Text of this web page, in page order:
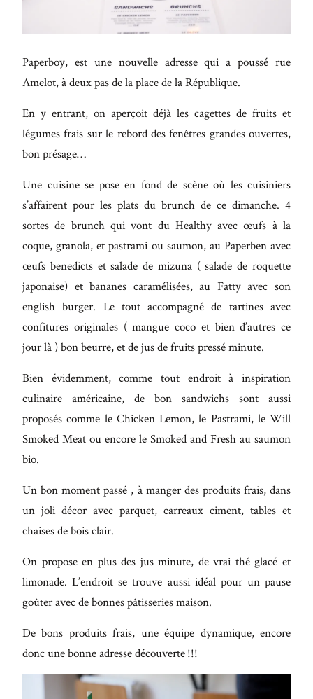
Paperboy, est une nouvelle adresse qui a poussé rue
Amelot, à deux pas de la place de la République.
En y entrant, on aperçoit déjà les cagettes de fruits et
légumes frais sur le rebord des fenêtres grandes ouvertes,
bon présage…
Une cuisine se pose en fond de scène où les cuisiniers
s’affairent pour les plats du brunch de ce dimanche. 4
sortes de brunch qui vont du Healthy avec œufs à la
coque, granola, et pastrami ou saumon, au Paperben avec
œufs benedicts et salade de mizuna ( salade de roquette
japonaise) et bananes caramélisées, au Fatty avec son
english burger. Le tout accompagné de tartines avec
confitures originales ( mangue coco et bien d’autres ce
jour là ) bon beurre, et de jus de fruits pressé minute.
Bien évidemment, comme tout endroit à inspiration
culinaire américaine, de bon sandwichs sont aussi
proposés comme le Chicken Lemon, le Pastrami, le Will
Smoked Meat ou encore le Smoked and Fresh au saumon
bio.
Un bon moment passé , à manger des produits frais, dans
un joli décor avec parquet, carreaux ciment, tables et
chaises de bois clair.
On propose en plus des jus minute, de vrai thé glacé et
limonade. L’endroit se trouve aussi idéal pour un pause
goûter avec de bonnes pâtisseries maison.
De bons produits frais, une équipe dynamique, encore
donc une bonne adresse découverte !!!
Maecenas
faucibus
interdum.
Etiam
porta sem
malesuada
magna
euismod.